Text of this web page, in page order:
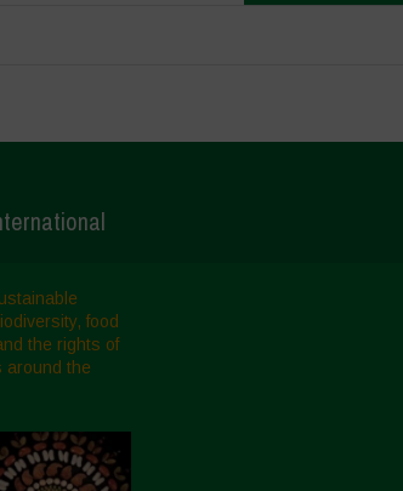
food
the rights of
around the